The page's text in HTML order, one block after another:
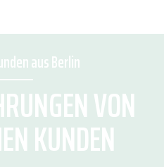
aus Berlin
VON
KUNDEN